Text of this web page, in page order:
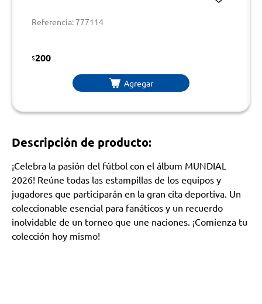
Referencia: 777114
$200
Agregar
Descripción de producto:
¡Celebra la pasión del fútbol con el álbum MUNDIAL
2026! Reúne todas las estampillas de los equipos y
jugadores que participarán en la gran cita deportiva. Un
coleccionable esencial para fanáticos y un recuerdo
inolvidable de un torneo que une naciones. ¡Comienza tu
colección hoy mismo!